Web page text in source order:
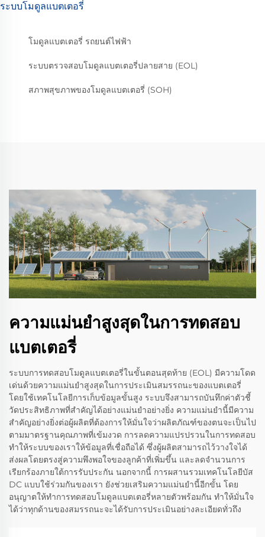
ระบบโมดูลแบตเตอรี่
โมดูลแบตเตอรี่ รถยนต์ไฟฟ้า
ระบบตรวจสอบโมดูลแบตเตอรี่ปลายสาย (EOL)
สภาพสุขภาพของโมดูลแบตเตอรี่ (SOH)
ความแม่นยำสูงสุดในการทดสอบ
แบตเตอรี่
ระบบการทดสอบโมดูลแบตเตอรี่ในขั้นตอนสุดท้าย (EOL) มีความโดด
เด่นด้วยความแม่นยำสูงสุดในการประเมินสมรรถนะของแบตเตอรี่
โดยใช้เทคโนโลยีการเก็บข้อมูลขั้นสูง ระบบจึงสามารถบันทึกค่าตัวชี้
วัดประสิทธิภาพที่สำคัญได้อย่างแม่นยำอย่างยิ่ง ความแม่นยำนี้มีความ
สำคัญอย่างยิ่งต่อผู้ผลิตที่ต้องการให้มั่นใจว่าผลิตภัณฑ์ของตนจะเป็นไป
ตามมาตรฐานคุณภาพที่เข้มงวด การลดความแปรปรวนในการทดสอบ
ทำให้ระบบของเราให้ข้อมูลที่เชื่อถือได้ ซึ่งผู้ผลิตสามารถไว้วางใจได้
ส่งผลโดยตรงสู่ความพึงพอใจของลูกค้าที่เพิ่มขึ้น และลดจำนวนการ
เรียกร้องภายใต้การรับประกัน นอกจากนี้ การผสานรวมเทคโนโลยีบัส
DC แบบใช้ร่วมกันของเรา ยังช่วยเสริมความแม่นยำนี้อีกขั้น โดย
อนุญาตให้ทำการทดสอบโมดูลแบตเตอรี่หลายตัวพร้อมกัน ทำให้มั่นใจ
ได้ว่าทุกด้านของสมรรถนะจะได้รับการประเมินอย่างละเอียดทั่วถึง